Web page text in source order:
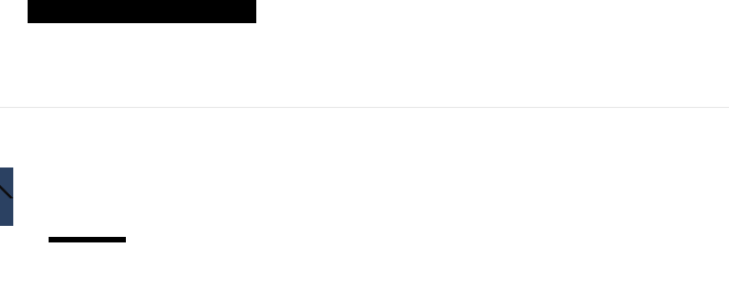
To